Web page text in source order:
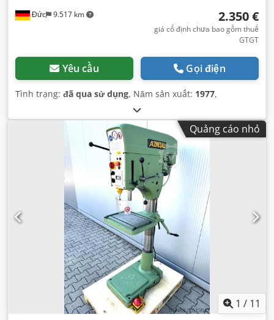
Đức 9.517 km 2.350 €
giá cố định chưa bao gồm thuế
GTGT
Yêu cầu Gọi điện
Tình trạng: đã qua sử dụng, Năm sản xuất: 1977,
Quảng cáo nhỏ
1 / 11